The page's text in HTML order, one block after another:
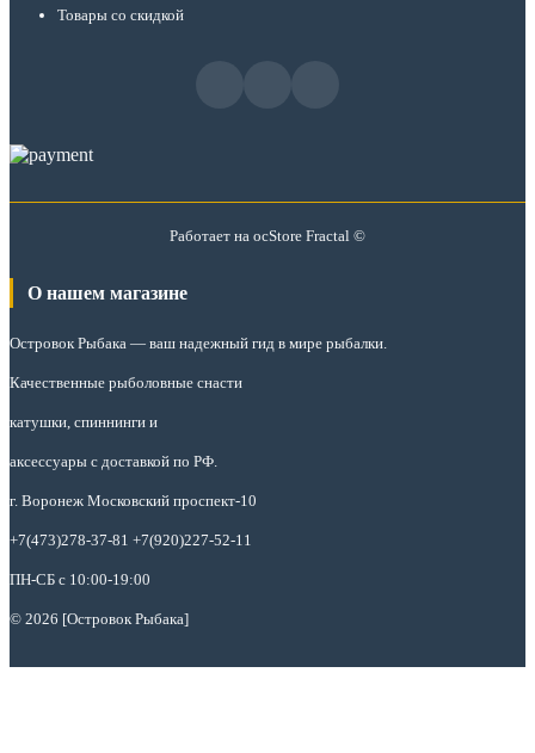
Товары со скидкой
Работает на ocStore Fractal ©
О нашем магазине
Островок Рыбака — ваш надежный гид в мире рыбалки.
Качественные рыболовные снасти
катушки, спиннинги и
аксессуары с доставкой по РФ.
г. Воронеж Московский проспект-10
+7(473)278-37-81 +7(920)227-52-11
ПН-СБ с 10:00-19:00
© 2026 [Островок Рыбака]